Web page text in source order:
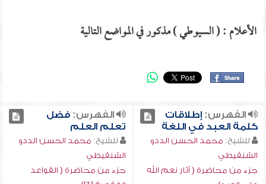
الأعلام : ( السيوطي ) مذكور في المواضع التالية
الفهرس:إطلاقات
كلمة العبد في اللغة
للشيخ: محمد الحسن الددو
الشنقيطي
جزء من محاضرة ( آثار نعم الله
الفهرس:فضل
تعلم العلم
للشيخ: محمد الحسن الددو
الشنقيطي
جزء من محاضرة ( القواعد